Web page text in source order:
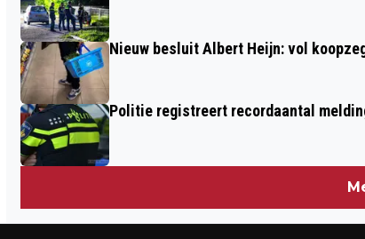
Nieuw besluit Albert Heijn: vol
Politie registreert recordaantal